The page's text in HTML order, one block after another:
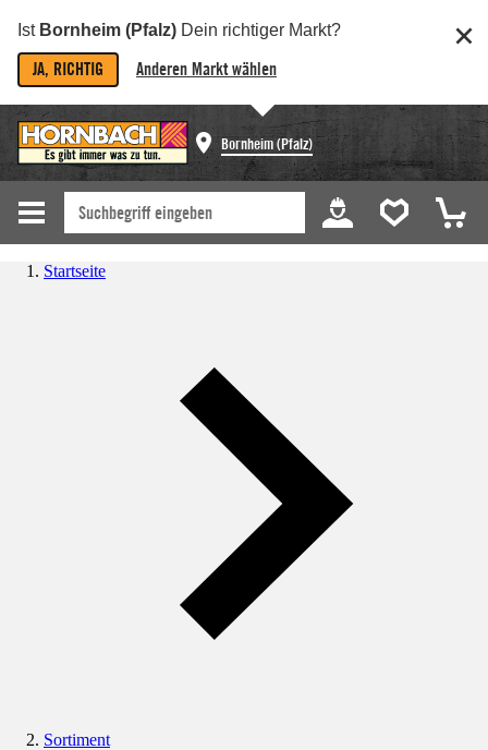
Ist Bornheim (Pfalz) Dein richtiger Markt?
JA, RICHTIG Anderen Markt wählen
Bornheim (Pfalz)
Startseite
Sortiment